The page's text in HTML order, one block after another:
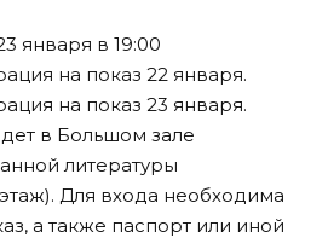
января в 19:00
на показ 22 января.
на показ 23 января.
в Большом зале
литературы
Для входа необходима
а также паспорт или иной